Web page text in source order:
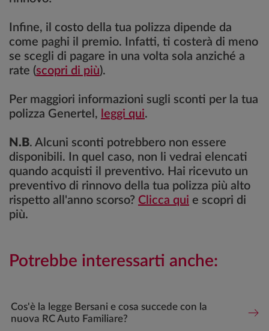
Infine, il costo della tua polizza dipende da
come paghi il premio. Infatti, ti costerà di meno
se scegli di pagare in una volta sola anziché a
rate (scopri di più).
Per maggiori informazioni sugli sconti per la tua
polizza Genertel, leggi qui.
N.B. Alcuni sconti potrebbero non essere
disponibili. In quel caso, non li vedrai elencati
quando acquisti il preventivo. Hai ricevuto un
preventivo di rinnovo della tua polizza più alto
rispetto all'anno scorso? Clicca qui e scopri di
più.
Potrebbe interessarti anche:
Cos'è la legge Bersani e cosa succede con la
nuova RC Auto Familiare?